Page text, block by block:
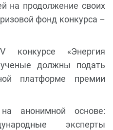
на продолжение своих
фонд конкурса –
«Энергия
должны подать
платформе премии
анонимной основе:
эксперты